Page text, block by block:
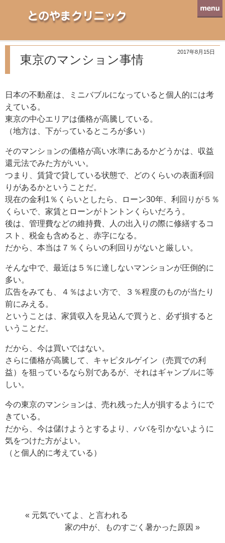
とのやまクリニック
2017年8月15日
東京のマンション事情
日本の不動産は、ミニバブルになっていると個人的には考
えている。
東京の中心エリアは価格が高騰している。
（地方は、下がっているところが多い）
そのマンションの価格が高い水準にあるかどうかは、収益
還元法でみた方がいい。
つまり、賃貸で貸している状態で、どのくらいの表面利回
りがあるかということだ。
現在の金利1％くらいとしたら、ローン30年、利回りが５％
くらいで、家賃とローンがトントンくらいだろう。
後は、管理費などの維持費、人の出入りの際に修繕するコ
スト、税金も含めると、赤字になる。
だから、本当は７％くらいの利回りがないと厳しい。
そんな中で、最近は５％に達しないマンションが圧倒的に
多い。
広告をみても、４％はよい方で、３％程度のものが当たり
前にみえる。
ということは、家賃収入を見込んで買うと、必ず損すると
いうことだ。
だから、今は買いではない。
さらに価格が高騰して、キャピタルゲイン（売買での利
益）を狙っているなら別であるが、それはギャンブルに等
しい。
今の東京のマンションは、売れ残った人が損するようにで
きている。
だから、今は儲けようとするより、ババを引かないように
気をつけた方がよい。
（と個人的に考えている）
« 元気でいてよ、と言われる
家の中が、ものすごく暑かった原因 »